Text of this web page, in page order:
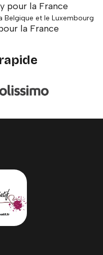
pour la France
Belgique et le Luxembourg
la France